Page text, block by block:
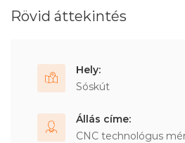
Rövid áttekintés
Hely:
Sóskút
Állás címe:
CNC technológus